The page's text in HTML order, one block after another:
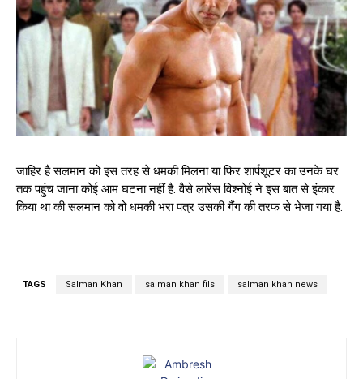
जाहिर है सलमान को इस तरह से धमकी मिलना या फिर शार्पशूटर का उनके घर
तक पहुंच जाना कोई आम घटना नहीं है. वैसे लारेंस विश्नोई ने इस बात से इंकार
किया था की सलमान को वो धमकी भरा पत्र उसकी गैंग की तरफ से भेजा गया है.
TAGS Salman Khan salman khan fils salman khan news